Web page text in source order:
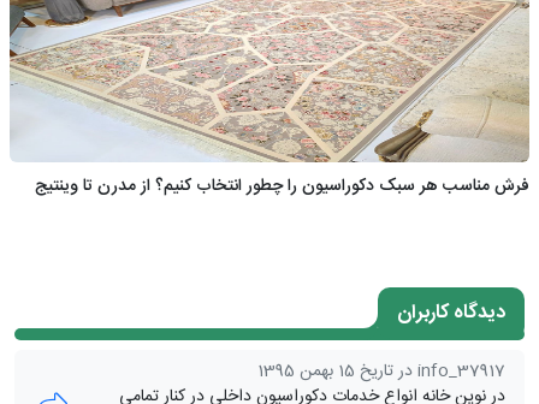
فرش مناسب هر سبک دکوراسیون را چطور انتخاب کنیم؟ از مدرن تا وینتیج
دیدگاه کاربران
info_37917 در تاریخ 15 بهمن 1395
در نوین خانه انواع خدمات دکوراسیون داخلی در کنار تمامی